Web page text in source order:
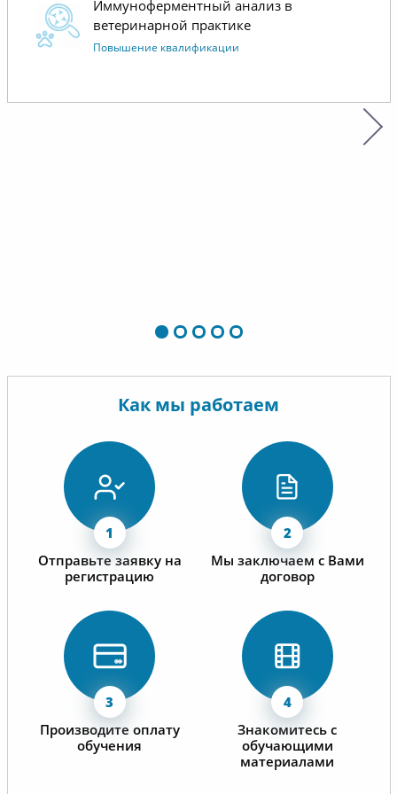
Иммуноферментный анализ в
ветеринарной практике
Повышение квалификации
Как мы работаем
Отправьте заявку на
регистрацию
Мы заключаем с Вами
договор
Производите оплату
обучения
Знакомитесь с
обучающими
материалами